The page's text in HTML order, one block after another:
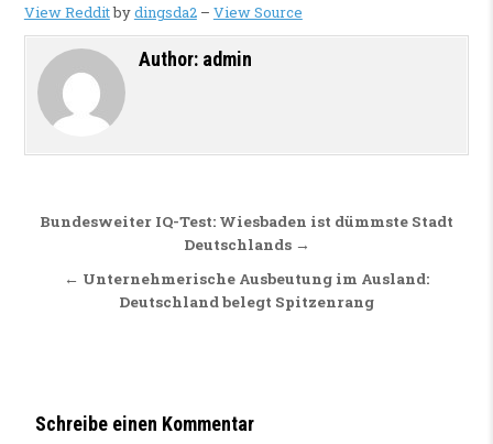
View Redditbydingsda2– View Source
Author: admin
Beitragsnavigation
Bundesweiter IQ-Test: Wiesbaden ist dümmste Stadt
Deutschlands →
← Unternehmerische Ausbeutung im Ausland:
Deutschland belegt Spitzenrang
Schreibe einen Kommentar